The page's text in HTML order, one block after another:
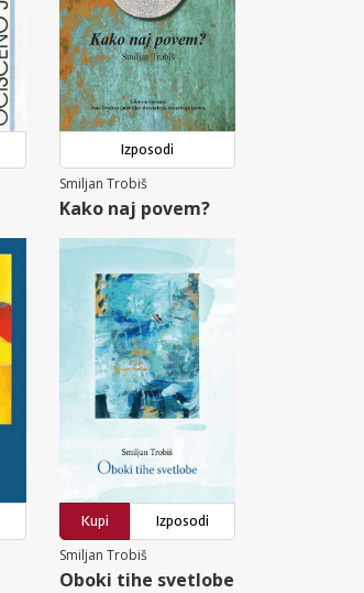
Izposodi
Smiljan Trobiš
Kako naj povem?
Kupi
Izposodi
Smiljan Trobiš
Oboki tihe svetlobe